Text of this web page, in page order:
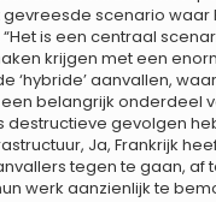
scenario waar
is een centraal
krijgen met een
‘hybride’ aanvallen,
belangrijk onderdeel
destructieve gevolgen
Ja, Frankrijk
tegen te gaan, af
werk aanzienlijk te